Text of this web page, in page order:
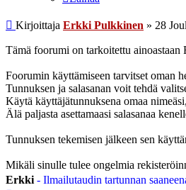
Viesti
Kirjoittaja Erkki Pulkkinen » 28
Tämä foorumi on tarkoitettu
Foorumin käyttämiseen tarvitset oman
Tunnuksen ja salasanan voit tehdä
Käytä käyttäjätunnuksena omaa
Älä paljasta asettamaasi salasanaa
Tunnuksen tekemisen jälkeen sen
Mikäli sinulle tulee ongelmia
Erkki - Ilmailutaudin tartunnan